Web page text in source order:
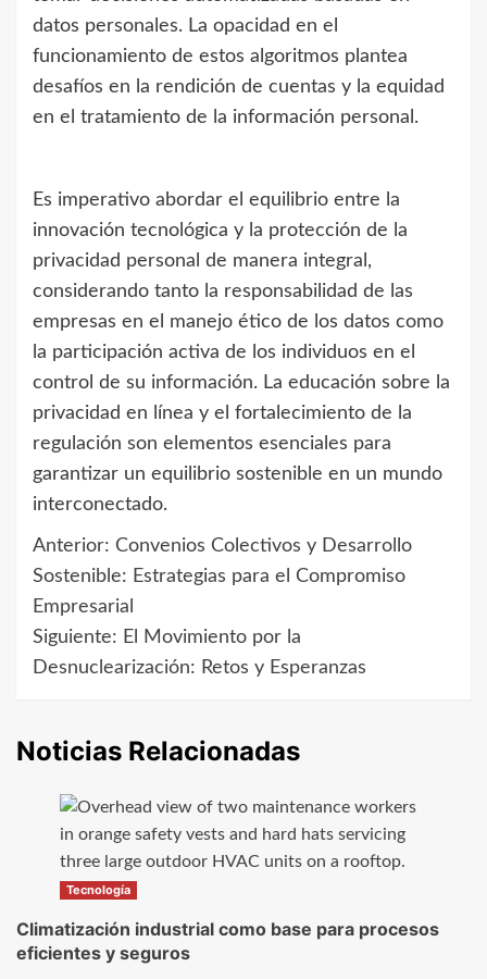
datos personales. La opacidad en el
funcionamiento de estos algoritmos plantea
desafíos en la rendición de cuentas y la equidad
en el tratamiento de la información personal.
Es imperativo abordar el equilibrio entre la
innovación tecnológica y la protección de la
privacidad personal de manera integral,
considerando tanto la responsabilidad de las
empresas en el manejo ético de los datos como
la participación activa de los individuos en el
control de su información. La educación sobre la
privacidad en línea y el fortalecimiento de la
regulación son elementos esenciales para
garantizar un equilibrio sostenible en un mundo
interconectado.
Navegación
de
entradas
Anterior: Convenios Colectivos y Desarrollo
Sostenible: Estrategias para el Compromiso
Empresarial
Siguiente: El Movimiento por la
Desnuclearización: Retos y Esperanzas
Noticias Relacionadas
Tecnología
Climatización industrial como base para procesos
eficientes y seguros